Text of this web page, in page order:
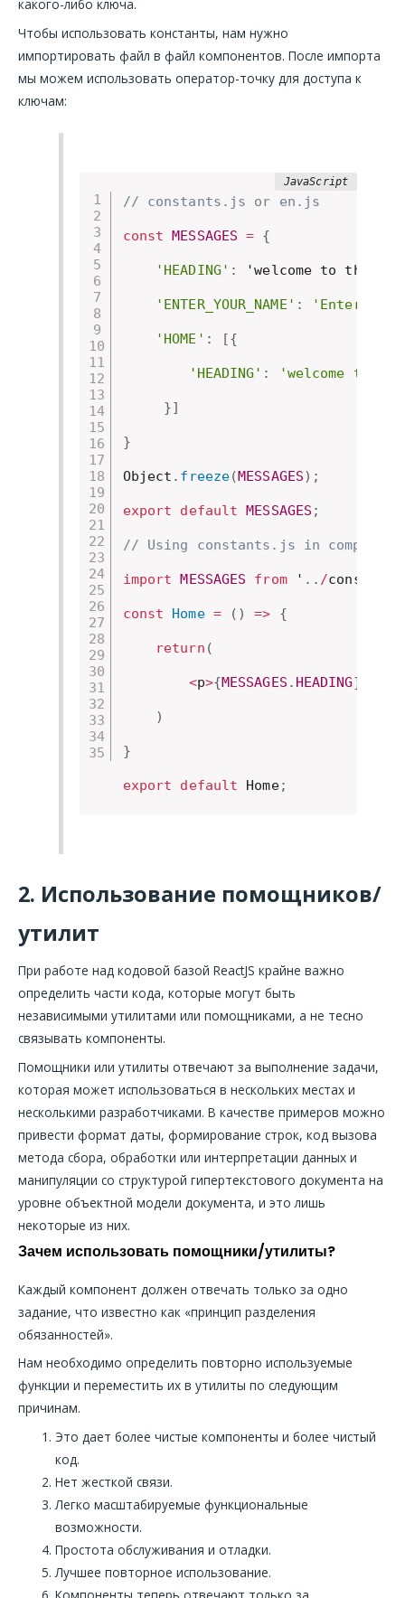
какого-либо ключа.
Чтобы использовать константы, нам нужно
импортировать файл в файл компонентов. После импорта
мы можем использовать оператор-точку для доступа к
ключам:
// constants.js or en.js
const MESSAGES = {
'HEADING' : 'welcome to the
'ENTER_YOUR_NAME' : 'Enter user
'HOME' : [{
'HEADING' : 'welcome to the
}]
}
Object . freeze(MESSAGES) ;
export default MESSAGES ;
// Using constants.js in component
import MESSAGES from ' . . /constants
const Home = ( ) => {
return (
<p>{MESSAGES . HEADING}
)
}
export default Home;
2. Использование помощников/
утилит
При работе над кодовой базой ReactJS крайне важно
определить части кода, которые могут быть
независимыми утилитами или помощниками, а не тесно
связывать компоненты.
Помощники или утилиты отвечают за выполнение задачи,
которая может использоваться в нескольких местах и
несколькими разработчиками. В качестве примеров можно
привести формат даты, формирование строк, код вызова
метода сбора, обработки или интерпретации данных и
манипуляции со структурой гипертекстового документа на
уровне объектной модели документа, и это лишь
некоторые из них.
Зачем использовать помощники/утилиты?
Каждый компонент должен отвечать только за одно
задание, что известно как «принцип разделения
обязанностей».
Нам необходимо определить повторно используемые
функции и переместить их в утилиты по следующим
причинам.
Это дает более чистые компоненты и более чистый
код.
Нет жесткой связи.
Легко масштабируемые функциональные
возможности.
Простота обслуживания и отладки.
Лучшее повторное использование.